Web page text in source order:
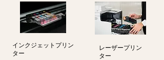
インクジェットプリン
ター
レーザープリン
ター